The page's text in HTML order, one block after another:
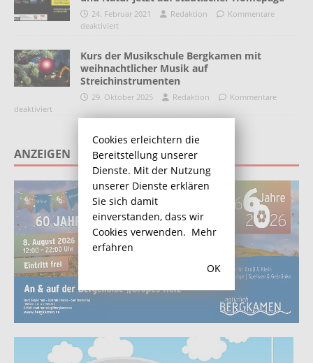
24. Februar 2021 Redaktion
Kommentare
deaktiviert
Kurs der Musikschule Bergkamen mit
weihnachtlicher Musik auf
Streichinstrumenten
29. Oktober 2025 Redaktion
Kommentare
deaktiviert
ANZEIGEN
Cookies erleichtern die
Bereitstellung unserer
Dienste. Mit der Nutzung
unserer Dienste erklären
Sie sich damit
einverstanden, dass wir
Cookies verwenden. Mehr
erfahren
OK